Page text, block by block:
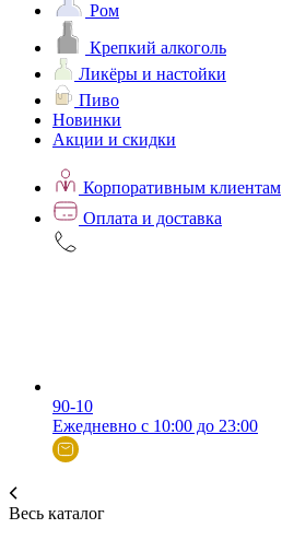
Ром
Крепкий алкоголь
Ликёры и настойки
Пиво
Новинки
Акции и скидки
Корпоративным клиентам
Оплата и доставка
90-10
Ежедневно с 10:00 до 23:00
Весь каталог